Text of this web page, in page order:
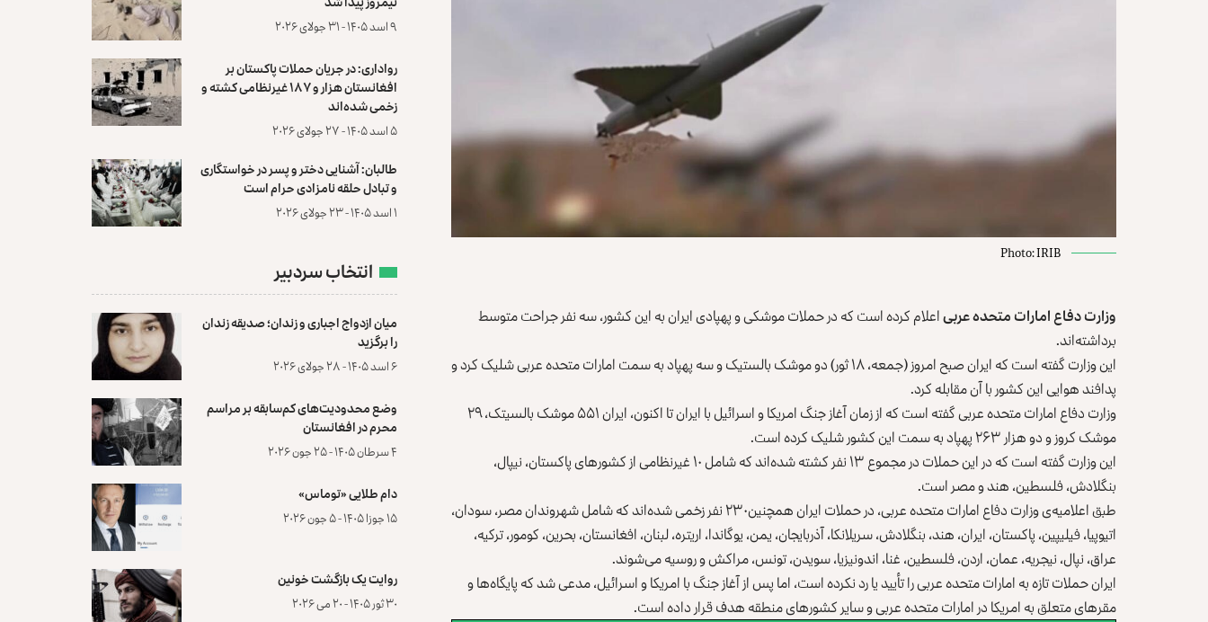
Photo: IRIB
وزارت دفاع امارات متحده عربیاعلام کرده است که در حملات موشکی و پهپادی ایران به این کشور، سه نفر جراحت متوسط
برداشته‌اند.
این وزارت گفته است که ایران صبح امروز (جمعه، ۱۸ ثور) دو موشک بالستیک و سه پهپاد به سمت امارات متحده عربی شلیک کرد و
پدافند هوایی این کشور با آن مقابله کرد.
وزارت دفاع امارات متحده عربی گفته است که از زمان آغاز جنگ امریکا و اسرائیل با ایران تا اکنون، ایران ۵۵۱ موشک بالسیتک، ۲۹
موشک کروز و دو هزار ۲۶۳ پهپاد به سمت این کشور شلیک کرده است.
این وزارت گفته است که در این حملات در مجموع ۱۳ نفر کشته شده‌اند که شامل ۱۰ غیرنظامی از کشورهای پاکستان، نیپال،
بنگلادش، فلسطین، هند و مصر است.
طبق اعلامیه‌ی وزارت دفاع امارات متحده عربی، در حملات ایران همچنین۲۳۰ نفر زخمی شده‌اند که شامل شهروندان مصر، سودان،
اتیوپیا، فیلیپین، پاکستان، ایران، هند، بنگلادش، سریلانکا، آذربایجان، یمن، یوگاندا، اریتره‌، لبنان، افغانستان، بحرین، کومور، ترکیه،
عراق، نپال، نیجریه‌، عمان، اردن، فلسطین، غنا، اندونیزیا، سویدن، تونس، مراکش و روسیه می‌شوند.
ایران حملات تازه به امارات متحده عربی را تأیید یا رد نکرده است، اما پس از آغاز جنگ با امریکا و اسرائیل، مدعی شد که پایگاه‌ها و
مقرهای متعلق به امریکا در امارات متحده عربی و سایر کشورهای منطقه هدف قرار داده است.
۹ اسد ۱۴۰۵ - ۳۱ جولای ۲۰۲۶
رواداری: در جریان حملات پاکستان بر
افغانستان هزار و ۱۸۷ غیرنظامی کشته و
زخمی شده‌اند
۵ اسد ۱۴۰۵ - ۲۷ جولای ۲۰۲۶
طالبان: آشنایی دختر و پسر در خواستگاری
و تبادل حلقه نامزادی حرام است
۱ اسد ۱۴۰۵ - ۲۳ جولای ۲۰۲۶
انتخاب سردبیر
میان ازدواج اجباری و زندان؛ صدیقه زندان
را برگزید
۶ اسد ۱۴۰۵ - ۲۸ جولای ۲۰۲۶
وضع محدودیت‌های کم‌سابقه بر مراسم
محرم در افغانستان
۴ سرطان ۱۴۰۵ - ۲۵ جون ۲۰۲۶
دام طلایی «توماس»
۱۵ جوزا ۱۴۰۵ - ۵ جون ۲۰۲۶
روایت یک بازگشت خونین
۳۰ ثور ۱۴۰۵ - ۲۰ می ۲۰۲۶